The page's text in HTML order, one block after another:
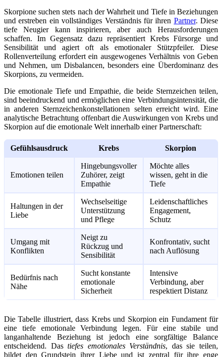
Skorpione suchen stets nach der Wahrheit und Tiefe in Beziehungen
und erstreben ein vollständiges Verständnis für ihren Partner. Diese
tiefe Neugier kann inspirieren, aber auch Herausforderungen
schaffen. Im Gegensatz dazu repräsentiert Krebs Fürsorge und
Sensibilität und agiert oft als emotionaler Stützpfeiler. Diese
Rollenverteilung erfordert ein ausgewogenes Verhältnis von Geben
und Nehmen, um Disbalancen, besonders eine Überdominanz des
Skorpions, zu vermeiden.
Die emotionale Tiefe und Empathie, die beide Sternzeichen teilen,
sind beeindruckend und ermöglichen eine Verbindungsintensität, die
in anderen Sternzeichenkonstellationen selten erreicht wird. Eine
analytische Betrachtung offenbart die Auswirkungen von Krebs und
Skorpion auf die emotionale Welt innerhalb einer Partnerschaft:
Gefühlsausdruck Krebs Skorpion
Emotionen teilen
Hingebungsvoller
Zuhörer, zeigt
Empathie
Möchte alles
wissen, geht in die
Tiefe
Haltungen in der
Liebe
Wechselseitige
Unterstützung
und Pflege
Leidenschaftliches
Engagement,
Schutz
Umgang mit
Konflikten
Neigt zu
Rückzug und
Sensibilität
Konfrontativ, sucht
nach Auflösung
Bedürfnis nach
Nähe
Sucht konstante
emotionale
Sicherheit
Intensive
Verbindung, aber
respektiert Distanz
Die Tabelle illustriert, dass Krebs und Skorpion ein Fundament für
eine tiefe emotionale Verbindung legen. Für eine stabile und
langanhaltende Beziehung ist jedoch eine sorgfältige Balance
entscheidend. Dastiefes emotionales Verständnis, das sie teilen,
bildet den Grundstein ihrer Liebe und ist zentral für ihre enge